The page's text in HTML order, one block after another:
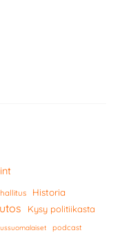
hallitus Historia
Kysy politiikasta
podcast